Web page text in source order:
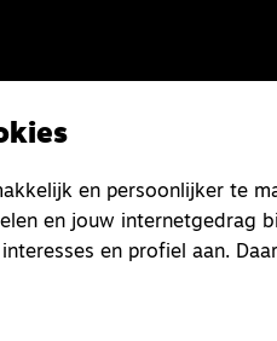
en persoonlijker te
en jouw internetgedrag
en profiel aan.